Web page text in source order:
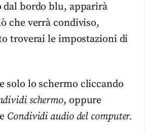
bordo blu, apparirà
che verrà condiviso,
troverai le impostazioni di
solo lo schermo cliccando
schermo, oppure
Condividi audio del computer.